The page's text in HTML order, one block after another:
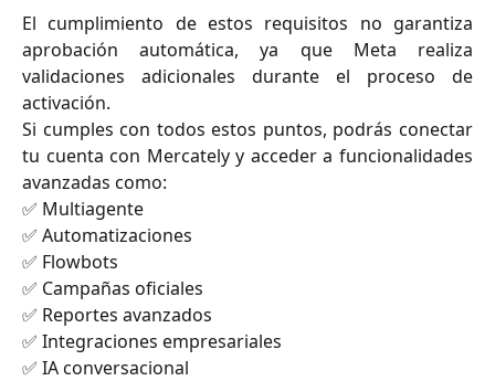
El cumplimiento de estos requisitos no garantiza
aprobación automática, ya que Meta realiza
validaciones adicionales durante el proceso de
activación.
Si cumples con todos estos puntos, podrás conectar
tu cuenta con Mercately y acceder a funcionalidades
avanzadas como:
✅ Multiagente
✅ Automatizaciones
✅ Flowbots
✅ Campañas oficiales
✅ Reportes avanzados
✅ Integraciones empresariales
✅ IA conversacional